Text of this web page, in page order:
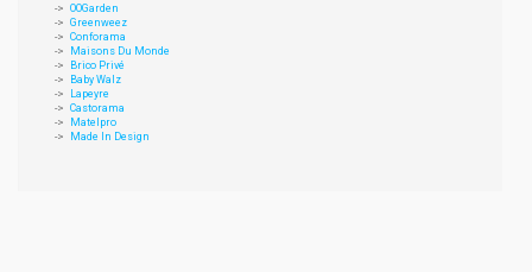
OOGarden
Greenweez
Conforama
Maisons Du Monde
Brico Privé
Baby Walz
Lapeyre
Castorama
Matelpro
Made In Design